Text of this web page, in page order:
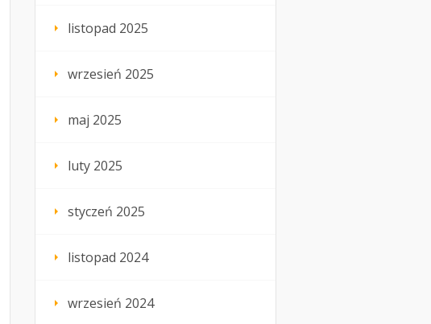
listopad 2025
wrzesień 2025
maj 2025
luty 2025
styczeń 2025
listopad 2024
wrzesień 2024